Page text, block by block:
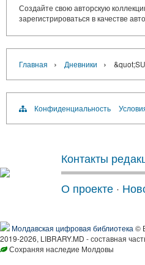
Создайте свою авторскую
зарегистрироваться в качестве
Главная › Дневники ›
Конфиденциальность
Контакты
О проекте ·
Молдавская цифровая библиотека ©
2019-2026, LIBRARY.MD - составная
Сохраняя наследие Молдовы